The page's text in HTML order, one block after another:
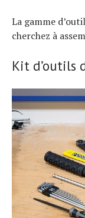
La gamme
cherchez à
Kit d’outils